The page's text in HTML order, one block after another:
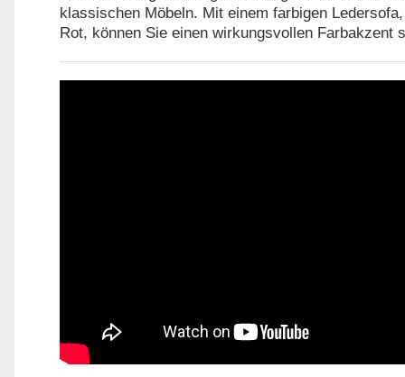
klassischen Möbeln. Mit einem farbigen
Rot, können Sie einen wirkungsvollen Farbakzent